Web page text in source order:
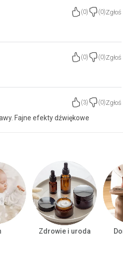
(0) (0)Zgłoś
(0) (0)Zgłoś
(3) (0)Zgłoś
Fajne efekty dźwiękowe
Zdrowie i uroda